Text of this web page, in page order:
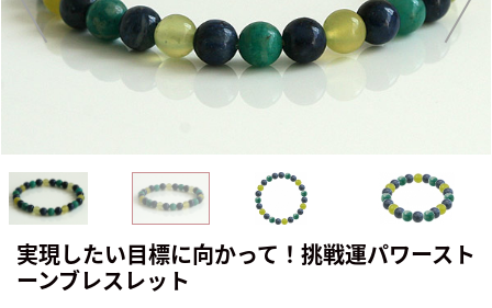
実現したい目標に向かって！挑戦運パワースト
ーンブレスレット